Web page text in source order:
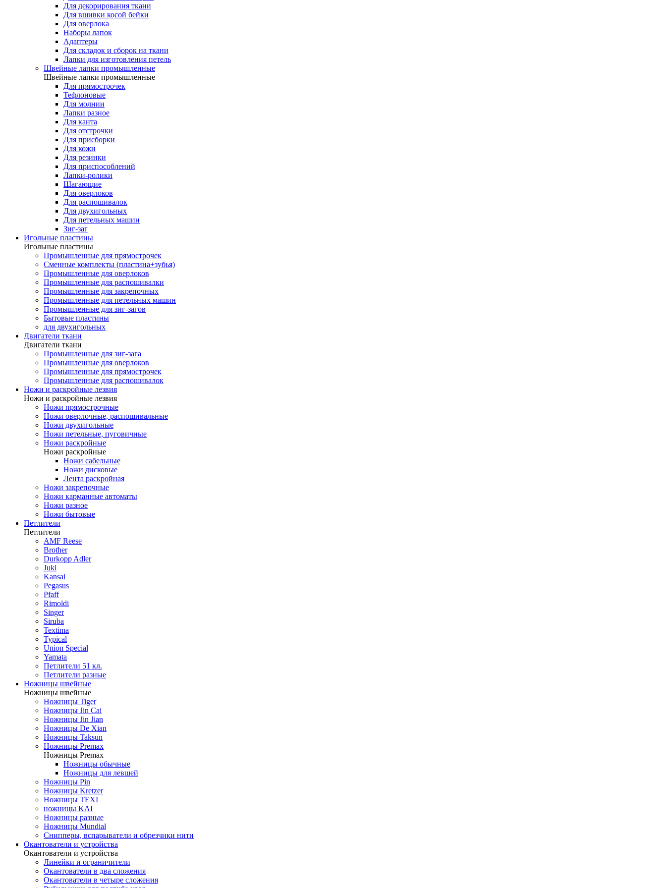
Для декорирования ткани
Для вшивки косой бейки
Для оверлока
Наборы лапок
Адаптеры
Для складок и сборок на ткани
Лапки для изготовления петель
Швейные лапки промышленные
Швейные лапки промышленные
Для прямострочек
Тефлоновые
Для молнии
Лапки разное
Для канта
Для отстрочки
Для присборки
Для кожи
Для резинки
Для приспособлений
Лапки-ролики
Шагающие
Для оверлоков
Для распошивалок
Для двухигольных
Для петельных машин
Зиг-заг
Игольные пластины
Игольные пластины
Промышленные для прямострочек
Сменные комплекты (пластина+зубья)
Промышленные для оверлоков
Промышленные для распошивалки
Промышленные для закрепочных
Промышленные для петельных машин
Промышленные для зиг-загов
Бытовые пластины
для двухигольных
Двигатели ткани
Двигатели ткани
Промышленные для зиг-зага
Промышленные для оверлоков
Промышленные для прямострочек
Промышленные для распошивалок
Ножи и раскройные лезвия
Ножи и раскройные лезвия
Ножи прямострочные
Ножи оверлочные, распошивальные
Ножи двухигольные
Ножи петельные, пуговичные
Ножи раскройные
Ножи раскройные
Ножи сабельные
Ножи дисковые
Лента раскройная
Ножи закрепочные
Ножи карманные автоматы
Ножи разное
Ножи бытовые
Петлители
Петлители
AMF Reese
Brother
Durkopp Adler
Juki
Kansai
Pegasus
Pfaff
Rimoldi
Singer
Siruba
Textima
Typical
Union Special
Yamata
Петлители 51 кл.
Петлители разные
Ножницы швейные
Ножницы швейные
Ножницы Tiger
Ножницы Jin Cai
Ножницы Jin Jian
Ножницы De Xian
Ножницы Taksun
Ножницы Premax
Ножницы Premax
Ножницы обычные
Ножницы для левшей
Ножницы Pin
Ножницы Kretzer
Ножницы TEXI
ножницы KAI
Ножницы разные
Ножницы Mundial
Снипперы, вспарыватели и обрезчики нити
Окантователи и устройства
Окантователи и устройства
Линейки и ограничители
Окантователи в два сложения
Окантователи в четыре сложения